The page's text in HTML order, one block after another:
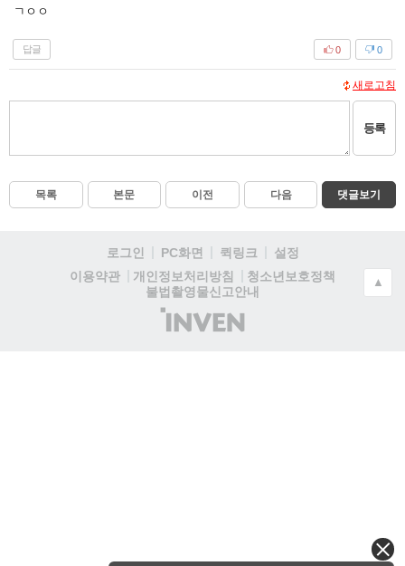
ㄱㅇㅇ
답글 0
0
새로고침
등록
목록 본문 이전 다음 댓글보기
로그인 PC화면 퀵링크
설정
이용약관
개인정보처리방침
청소년보호정책
불법촬영물신고안내
(주)
인
▲